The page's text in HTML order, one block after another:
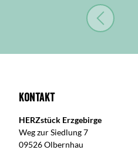
Kontakt
HERZstück Erzgebirge
Weg zur Siedlung 7
09526 Olbernhau